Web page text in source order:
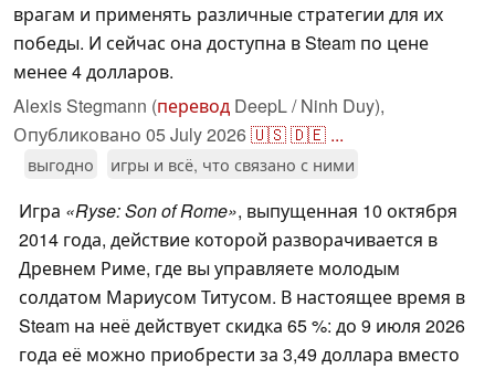
врагам и применять различные стратегии для их
победы. И сейчас она доступна в Steam по цене
менее 4 долларов.
Alexis Stegmann (перевод DeepL / Ninh Duy),
Опубликовано 05 July 2026🇺🇸🇩🇪 ...
выгодно игры и всё, что связано с ними
Игра «Ryse: Son of Rome», выпущенная 10 октября
2014 года, действие которой разворачивается в
Древнем Риме, где вы управляете молодым
солдатом Мариусом Титусом. В настоящее время в
Steam на неё действует скидка 65 %: до 9 июля 2026
года её можно приобрести за 3,49 доллара вместо